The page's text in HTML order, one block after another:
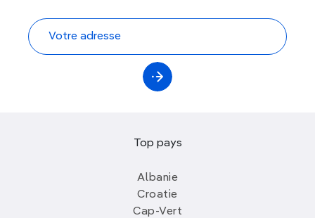
Top pays
Albanie
Croatie
Cap-Vert